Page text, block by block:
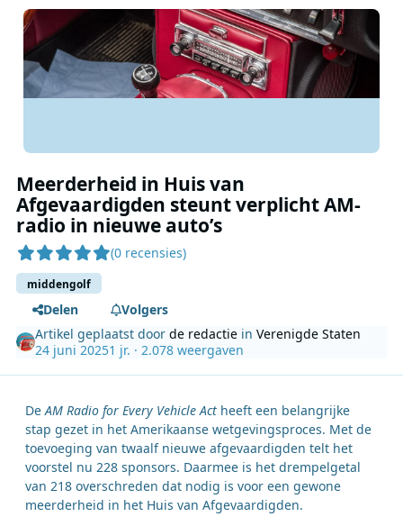
Meerderheid in Huis van
Afgevaardigden steunt verplicht AM-
radio in nieuwe auto’s
(0 recensies)
middengolf
Delen
Volgers
Artikel geplaatst doorde redactie inVerenigde Staten
24 juni 20251 jr. · 2.078 weergaven
De AM Radio for Every Vehicle Act heeft een belangrijke
stap gezet in het Amerikaanse wetgevingsproces. Met de
toevoeging van twaalf nieuwe afgevaardigden telt het
voorstel nu 228 sponsors. Daarmee is het drempelgetal
van 218 overschreden dat nodig is voor een gewone
meerderheid in het Huis van Afgevaardigden.